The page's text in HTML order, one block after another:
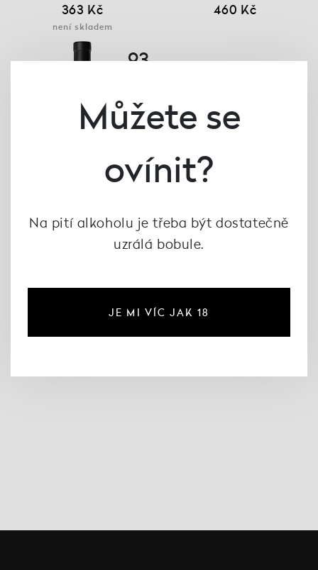
363 Kč
není skladem
460 Kč
93
Montepulciano
d'Abruzzo 2022, Tenuta I
523 Kč
Můžete se
ovínit?
Na pití alkoholu je třeba být dostatečně
uzrálá bobule.
JE MI VÍC JAK 18